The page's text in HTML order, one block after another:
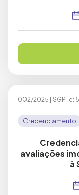
002/2025 SGP-e:
Credenciamento
avaliações
à